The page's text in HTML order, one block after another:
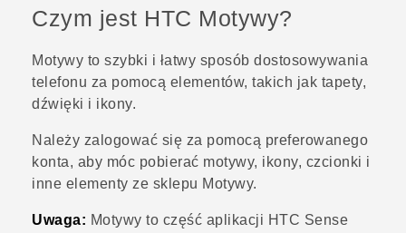
POMOC TECHNICZNA
Czym jest HTC Motywy?
Motywy to szybki i łatwy sposób dostosowywania
telefonu za pomocą elementów, takich jak tapety,
dźwięki i ikony.
Należy zalogować się za pomocą preferowanego
konta, aby móc pobierać motywy, ikony, czcionki i
inne elementy ze sklepu Motywy.
Uwaga: Motywy to część aplikacji HTC Sense